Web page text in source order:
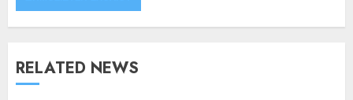
RELATED NEWS